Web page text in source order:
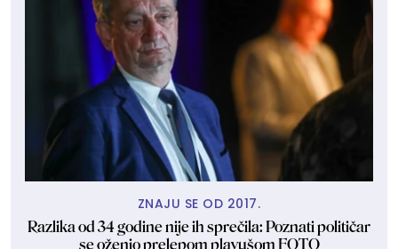
ZNAJU SE OD 2017.
Razlika od 34 godine nije ih sprečila: Poznati političar
se oženio prelepom plavušom FOTO